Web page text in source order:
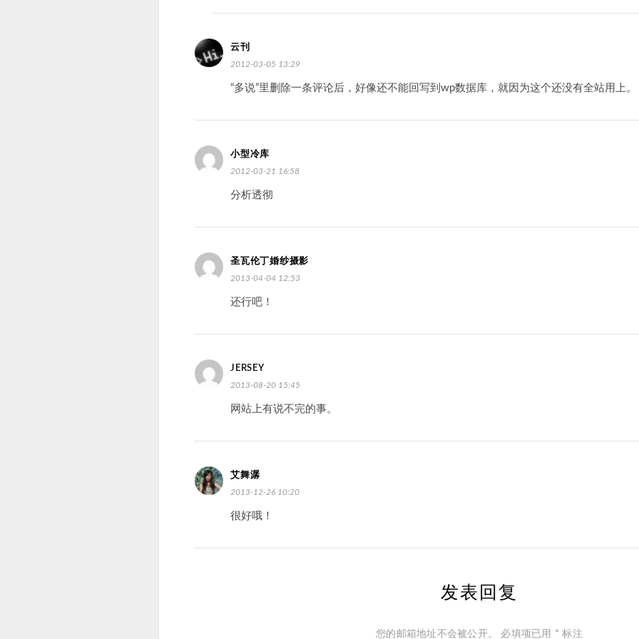
云刊
2012-03-05 13:29
“多说”里删除一条评论后，好像还不能回写到wp数据库，就因为这个还没有全站用上。
小型冷库
2012-03-21 16:58
分析透彻
圣瓦伦丁婚纱摄影
2013-04-04 12:53
还行吧！
JERSEY
2013-08-20 15:45
网站上有说不完的事。
艾舞潺
2013-12-26 10:20
很好哦！
发表回复
您的邮箱地址不会被公开。 必填项已用 * 标注